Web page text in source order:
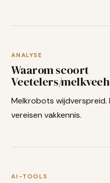
ANALYSE
Waarom scoort
Veetelers/
Melkrobots wijdverspreid.
vereisen vakkennis.
AI-TOOLS